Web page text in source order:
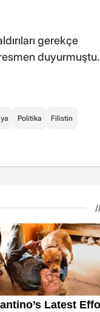
gerekçe
duyurmuştu.
Politika Filistin